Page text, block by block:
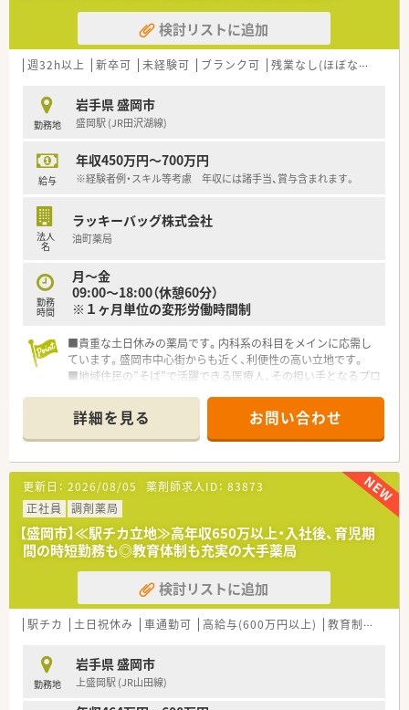
■患者様一人ひとりに対する丁寧な服薬指導を徹底し、安心して
お薬を服用いただけるよう、地域に根ざした活動を続けていま
す。
■盛岡市内に地域密着型の店舗を2店舗展開しており、いずれも
クリニック門前にて安定した経営を続けている法人です。
■採用窓口を薬剤師免許を持つ常務が担当しているため、現場の
■設立以来、地域に根ざした医療提供をビジョンに掲げ、患者様
一人ひとりに寄り添うあたたかい薬局づくりを大切にしていま
検討リストに追加
週32h以上 新卒可 未経験可 ブランク可 残業なし(ほぼなし含む)
勤務地
岩手県 盛岡市
盛岡駅 (JR田沢湖線)
給与
年収450万円～700万円
※経験者例・スキル等考慮 年収には諸手当、賞与含まれます。
法人
名
ラッキーバッグ株式会社
油町薬局
勤務
時間
月～金
09:00～18:00（休憩60分）
※１ヶ月単位の変形労働時間制
■貴重な土日休みの薬局です。内科系の科目をメインに応需し
ています。盛岡市中心街からも近く、利便性の高い立地です。
■地域住民の”そば”で活躍できる医療人、その担い手となるプロ
ます。
■子育て世代の方も安心して働けるよう、1時間単位の時間有給
制度や子育て支援制度を取入れるなど、嬉しい福利厚生も多数。
■地域の患者様とのつながりを大切にしたい、これまでの経験を
活かして専門分野でスキルを磨きたいという方にオススメ。
詳細を見る お問い合わせ
更新日： 2026/08/05 薬剤師求人ID： 83873
正社員
調剤薬局
【盛岡市】≪駅チカ立地≫高年収650万以上・入社後、育児期
間の時短勤務も◎教育体制も充実の大手薬局
検討リストに追加
駅チカ 土日祝休み 車通勤可 高給与(600万円以上) 教育制度あり
勤務地
岩手県 盛岡市
上盛岡駅 (JR山田線)